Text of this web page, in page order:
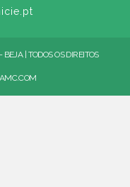
| TODOS OS DIREITOS